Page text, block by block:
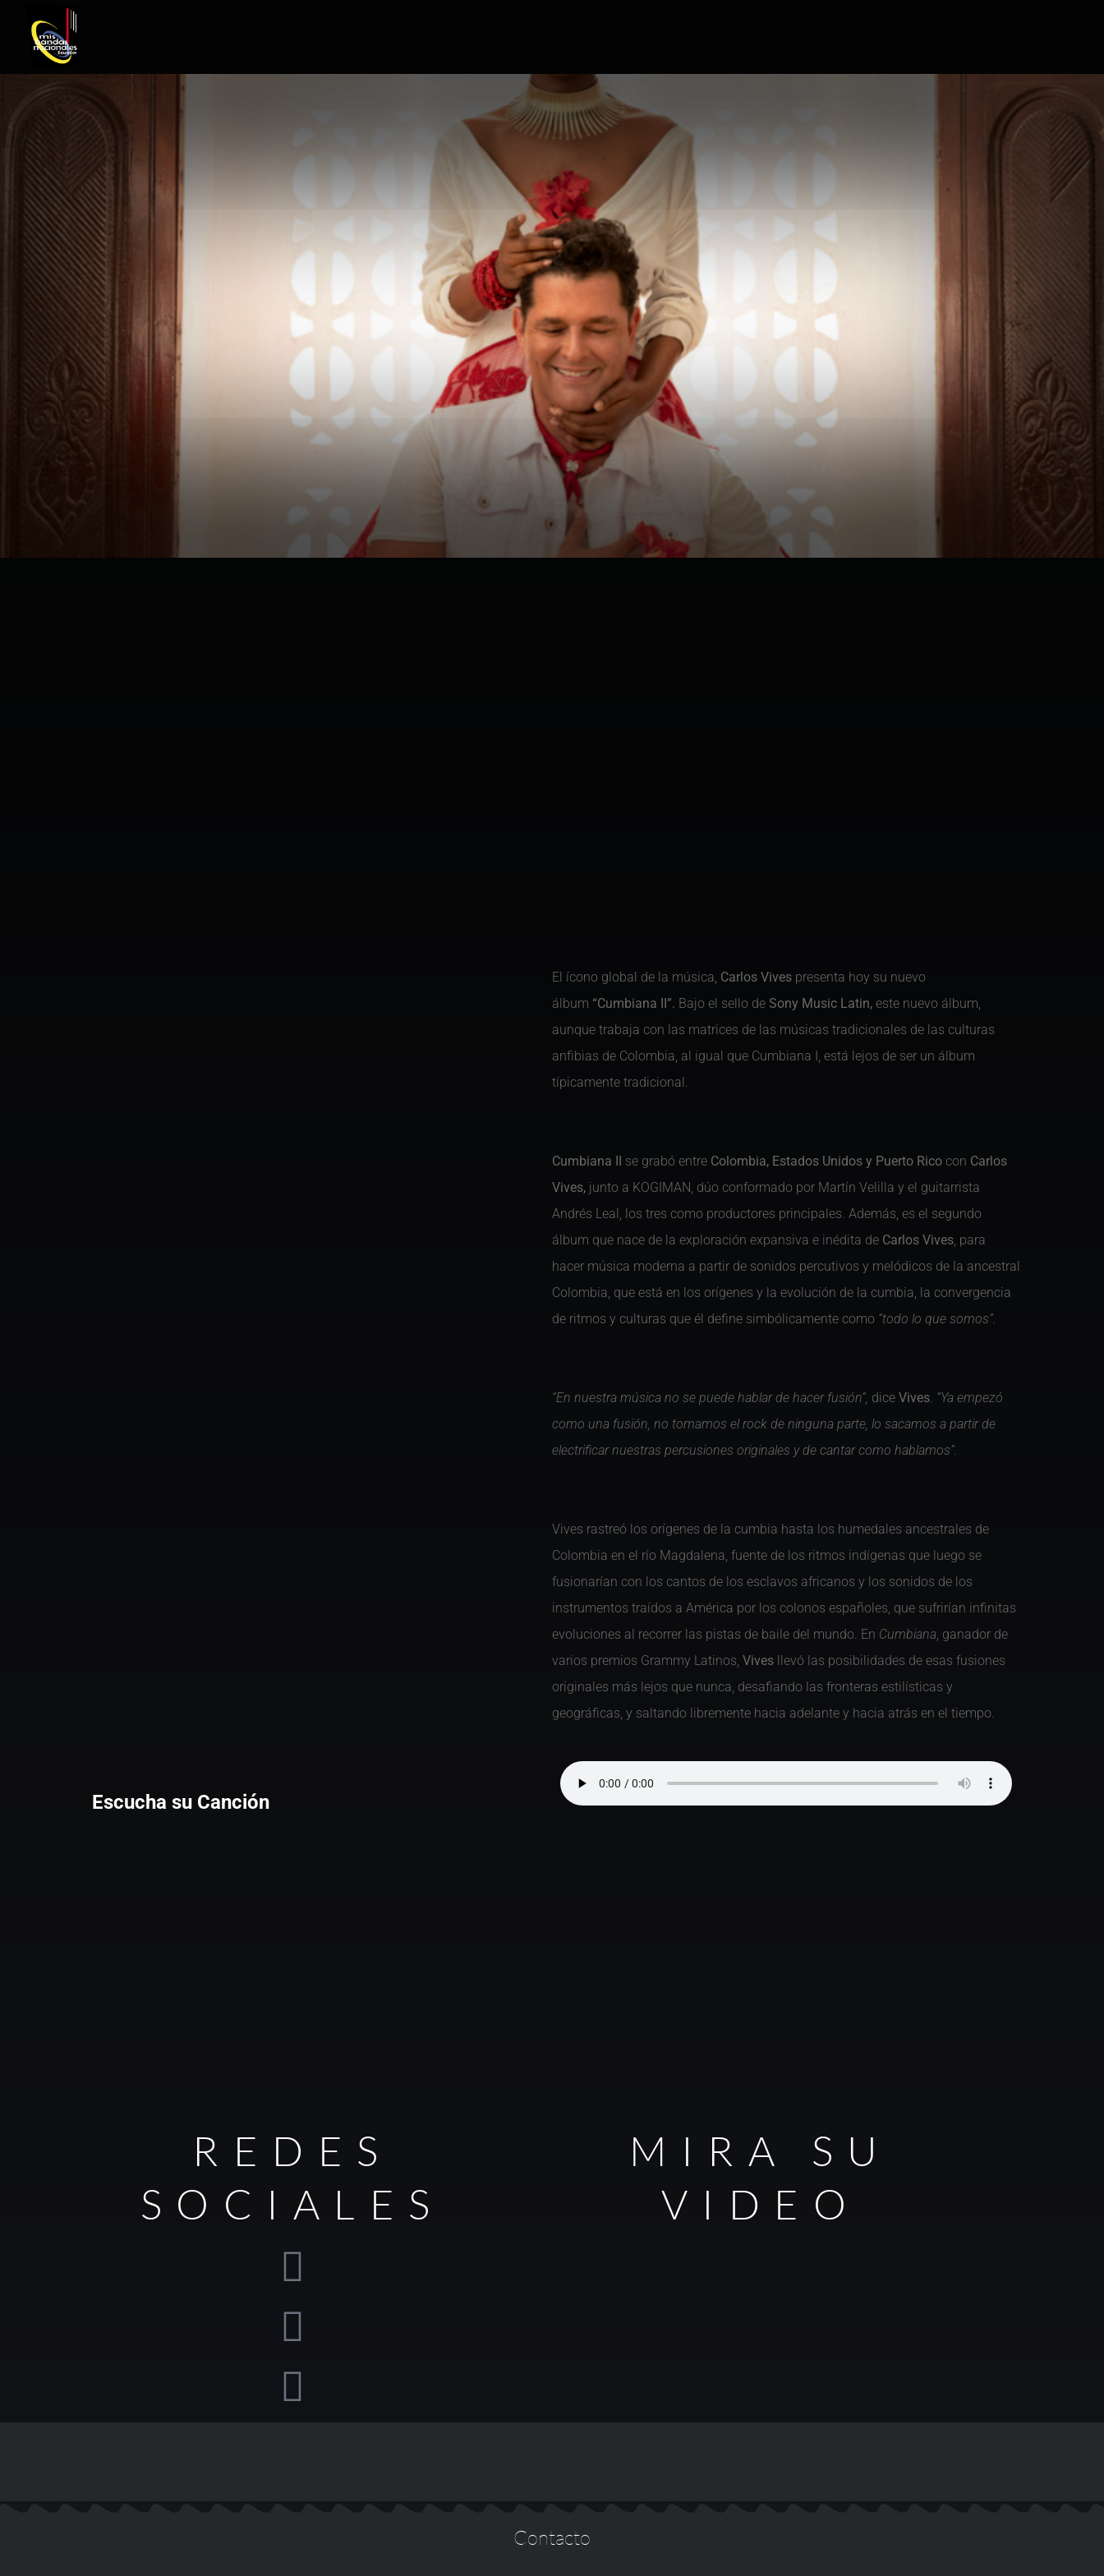
El ícono global de la música, Carlos Vives presenta hoy su nuevo
álbum “Cumbiana II”. Bajo el sello de Sony Music Latin, este nuevo álbum,
aunque trabaja con las matrices de las músicas tradicionales de las culturas
anfibias de Colombia, al igual que Cumbiana I, está lejos de ser un álbum
típicamente tradicional.
Cumbiana II se grabó entre Colombia, Estados Unidos y Puerto Rico con Carlos
Vives, junto a KOGIMAN, dúo conformado por Martín Velilla y el guitarrista
Andrés Leal, los tres como productores principales. Además, es el segundo
álbum que nace de la exploración expansiva e inédita de Carlos Vives, para
hacer música moderna a partir de sonidos percutivos y melódicos de la ancestral
Colombia, que está en los orígenes y la evolución de la cumbia, la convergencia
de ritmos y culturas que él define simbólicamente como “todo lo que somos”.
“En nuestra música no se puede hablar de hacer fusión”, dice Vives. “Ya empezó
como una fusión, no tomamos el rock de ninguna parte, lo sacamos a partir de
electrificar nuestras percusiones originales y de cantar como hablamos”.
Vives rastreó los orígenes de la cumbia hasta los humedales ancestrales de
Colombia en el río Magdalena, fuente de los ritmos indígenas que luego se
fusionarían con los cantos de los esclavos africanos y los sonidos de los
instrumentos traídos a América por los colonos españoles, que sufrirían infinitas
evoluciones al recorrer las pistas de baile del mundo. En Cumbiana, ganador de
varios premios Grammy Latinos, Vives llevó las posibilidades de esas fusiones
originales más lejos que nunca, desafiando las fronteras estilísticas y
geográficas, y saltando libremente hacia adelante y hacia atrás en el tiempo.
Escucha su Canción
REDES
SOCIALES
MIRA SU
VIDEO
Contacto